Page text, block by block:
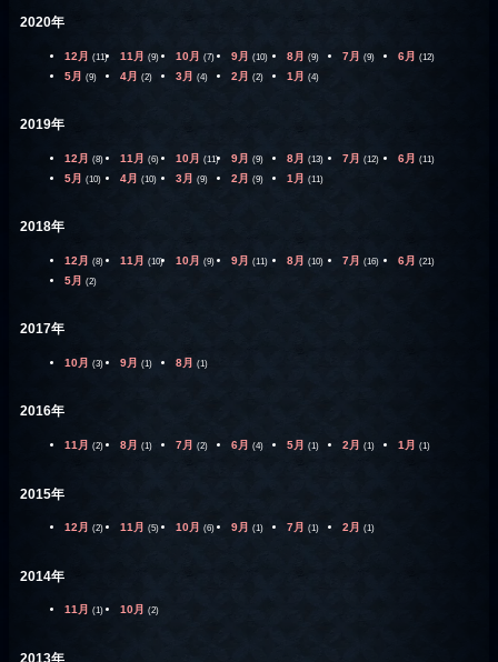
2020年
12月 (11) 11月 (9) 10月 (7) 9月 (10) 8月 (9) 7月 (9) 6月 (12)
5月 (9) 4月 (2) 3月 (4) 2月 (2) 1月 (4)
2019年
12月 (8) 11月 (6) 10月 (11) 9月 (9) 8月 (13) 7月 (12) 6月 (11)
5月 (10) 4月 (10) 3月 (9) 2月 (9) 1月 (11)
2018年
12月 (8) 11月 (10) 10月 (9) 9月 (11) 8月 (10) 7月 (16) 6月 (21)
5月 (2)
2017年
10月 (3) 9月 (1) 8月 (1)
2016年
11月 (2) 8月 (1) 7月 (2) 6月 (4) 5月 (1) 2月 (1) 1月 (1)
2015年
12月 (2) 11月 (5) 10月 (6) 9月 (1) 7月 (1) 2月 (1)
2014年
11月 (1) 10月 (2)
2013年